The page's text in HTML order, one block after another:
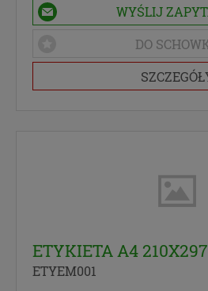
WYŚLIJ
DO
ETYKIETA A4
ETYEM001